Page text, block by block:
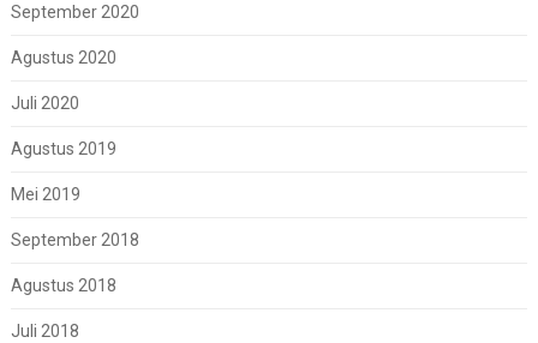
September 2020
Agustus 2020
Juli 2020
Agustus 2019
Mei 2019
September 2018
Agustus 2018
Juli 2018